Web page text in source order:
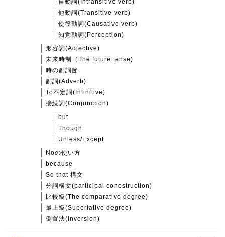
自動詞(Intransitive verb)
他動詞(Transitive verb)
使役動詞(Causative verb)
知覚動詞(Perception)
形容詞(Adjective)
未来時制（The future tense)
時の副詞節
副詞(Adverb)
To不定詞(Infinitive)
接続詞(Conjunction)
but
Though
Unless/Except
Noの使い方
because
So that 構文
分詞構文(participal conostruction)
比較級(The comparative degree)
最上級(Superlative degree)
倒置法(Inversion)